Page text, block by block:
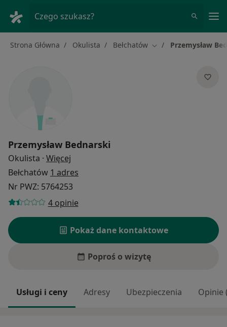
Czego szukasz?
Strona Główna Okulista Bełchatów Zmień miasto
Przemysław
Przemysław Bednarski
Okulista · Więcej
Bełchatów 1 adres
Nr PWZ: 5764253
4 opinie
Pokaż dane kontaktowe
Poproś o wizytę
Usługi i ceny Adresy Ubezpieczenia Opinie